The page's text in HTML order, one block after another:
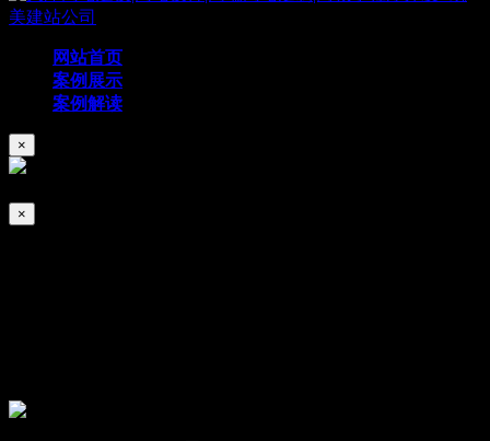
网站首页
案例展示
案例解读
×
×